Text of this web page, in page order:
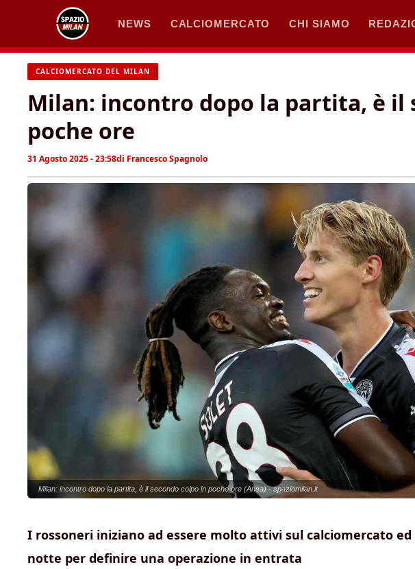
contenuto
NEWS CALCIOMERCATO CHI SIAMO
CALCIOMERCATO DEL MILAN
Milan: incontro dopo la partita, è il
poche ore
31 Agosto 2025 - 23:58di Francesco Spagnolo
Milan: incontro dopo la partita, è il secondo colpo in poche ore (Ansa) - spaziomilan.it
I rossoneri iniziano ad essere molto attivi sul calciomercato
notte per definire una operazione in entrata